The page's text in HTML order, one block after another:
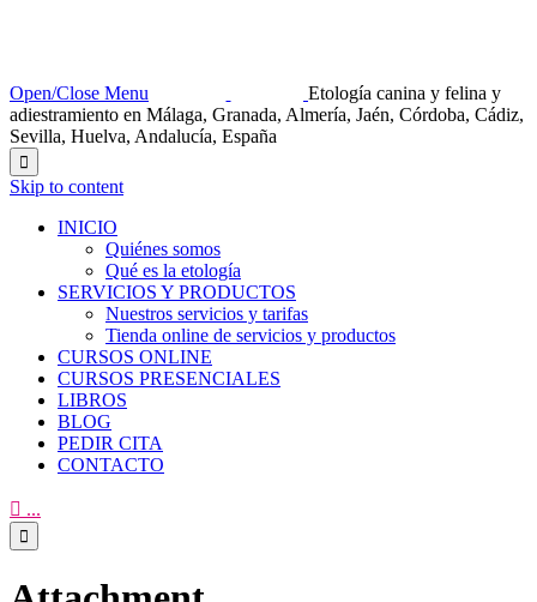
Open/Close Menu
Etología canina y felina y
adiestramiento en Málaga, Granada, Almería, Jaén, Córdoba, Cádiz,
Sevilla, Huelva, Andalucía, España

Skip to content
INICIO
Quiénes somos
Qué es la etología
SERVICIOS Y PRODUCTOS
Nuestros servicios y tarifas
Tienda online de servicios y productos
CURSOS ONLINE
CURSOS PRESENCIALES
LIBROS
BLOG
PEDIR CITA
CONTACTO
 ...
